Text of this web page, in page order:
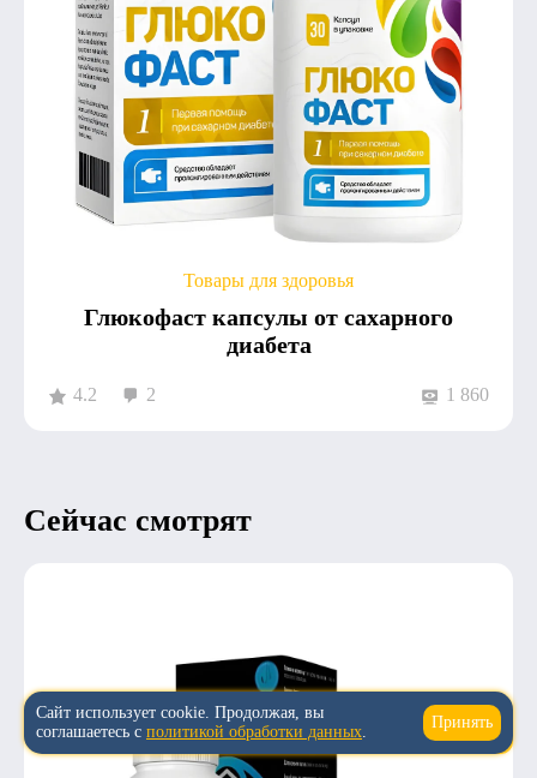
Товары для здоровья
Глюкофаст капсулы от сахарного
диабета
4.2 2 1 860
Сейчас смотрят
↑
Сайт использует cookie. Продолжая, вы
соглашаетесь с политикой обработки данных.
Принять